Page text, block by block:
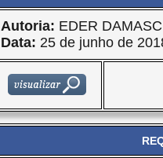
Autoria: EDER
Data: 25 de junho de